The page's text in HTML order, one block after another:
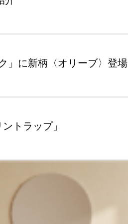
」に新柄〈オリーブ〉登場
トラップ」